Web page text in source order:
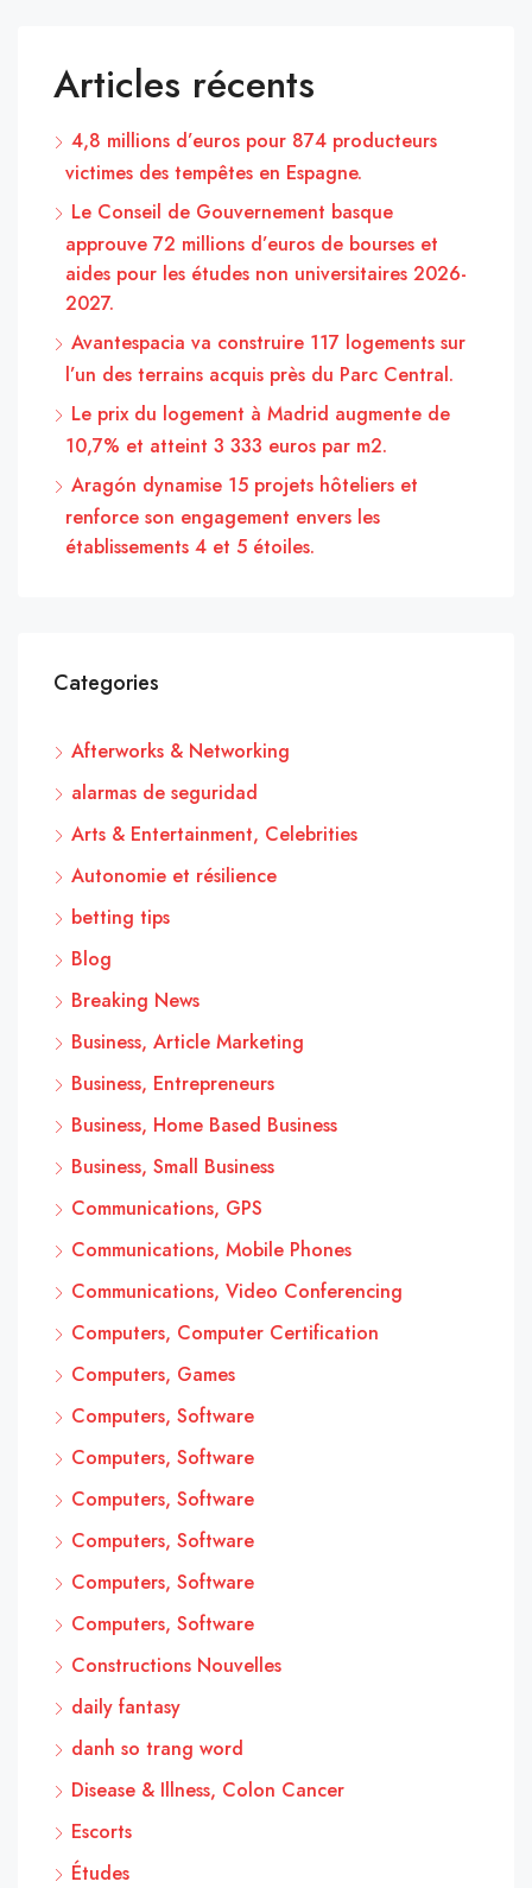
Articles récents
4,8 millions d’euros pour 874 producteurs
victimes des tempêtes en Espagne.
Le Conseil de Gouvernement basque
approuve 72 millions d’euros de bourses et
aides pour les études non universitaires 2026-
2027.
Avantespacia va construire 117 logements sur
l’un des terrains acquis près du Parc Central.
Le prix du logement à Madrid augmente de
10,7% et atteint 3 333 euros par m2.
Aragón dynamise 15 projets hôteliers et
renforce son engagement envers les
établissements 4 et 5 étoiles.
Categories
Afterworks & Networking
alarmas de seguridad
Arts & Entertainment, Celebrities
Autonomie et résilience
betting tips
Blog
Breaking News
Business, Article Marketing
Business, Entrepreneurs
Business, Home Based Business
Business, Small Business
Communications, GPS
Communications, Mobile Phones
Communications, Video Conferencing
Computers, Computer Certification
Computers, Games
Computers, Software
Computers, Software
Computers, Software
Computers, Software
Computers, Software
Computers, Software
Constructions Nouvelles
daily fantasy
danh so trang word
Disease & Illness, Colon Cancer
Escorts
Études